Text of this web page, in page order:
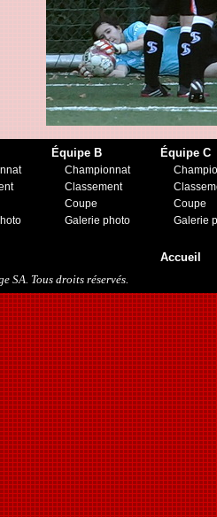
Équipe B
Championnat
Classement
Coupe
Galerie photo
Équipe C
Coupe
Galerie
Accueil
SA. Tous droits réservés.